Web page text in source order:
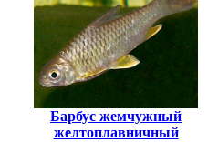
Барбус жемчужный
желтоплавничный